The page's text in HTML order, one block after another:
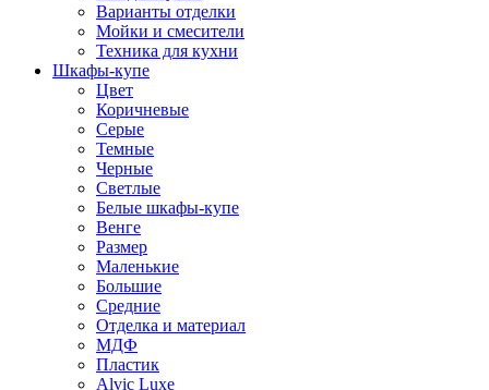
Варианты отделки
Мойки и смесители
Техника для кухни
Шкафы-купе
Цвет
Коричневые
Серые
Темные
Черные
Светлые
Белые шкафы-купе
Венге
Размер
Маленькие
Большие
Средние
Отделка и материал
МДФ
Пластик
Alvic Luxe